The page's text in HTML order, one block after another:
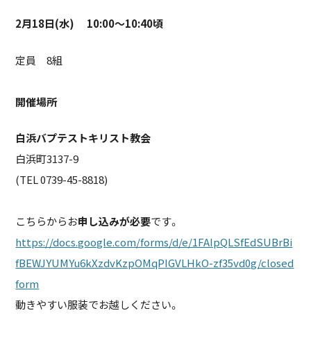
2月18日(水) 10:00〜10:40頃
定員 8組
開催場所
白浜バプテストキリスト教会
白浜町3137-9
(TEL 0739-45-8818)
こちらからお申し込みが必要です。
https://docs.google.com/forms/d/e/1FAIpQLSfEdSUBrBi
fBEWJYUMYu6kXzdvKzpOMqPIGVLHkO-zf35vd0g/closed
form
動きやすい服装でお越しください。